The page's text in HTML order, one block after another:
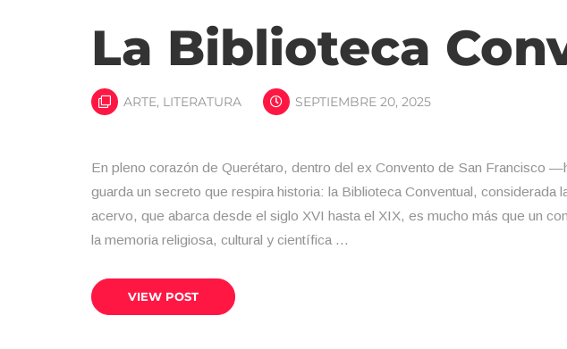
La Biblioteca
ARTE, LITERATURA SEPTIEMBRE 20, 2025
En pleno corazón de Querétaro, dentro del ex Convento de San Francisco
guarda un secreto que respira historia: la Biblioteca Conventual, considerada
acervo, que abarca desde el siglo XVI hasta el XIX, es mucho más que un
la memoria religiosa, cultural y científica …
VIEW POST